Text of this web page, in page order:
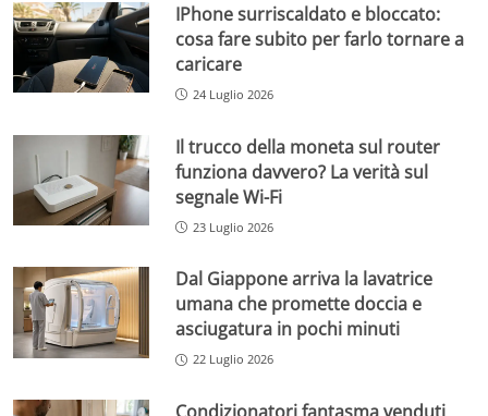
IPhone surriscaldato e bloccato:
cosa fare subito per farlo tornare a
caricare
24 Luglio 2026
Il trucco della moneta sul router
funziona davvero? La verità sul
segnale Wi-Fi
23 Luglio 2026
Dal Giappone arriva la lavatrice
umana che promette doccia e
asciugatura in pochi minuti
22 Luglio 2026